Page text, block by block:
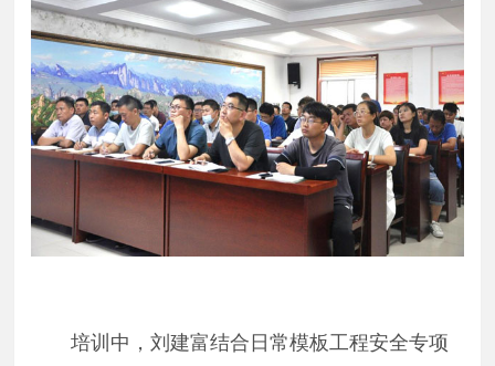
培训中，刘建富结合日常模板工程安全专项